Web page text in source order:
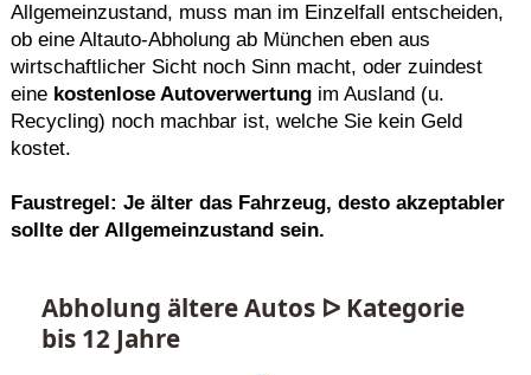
Allgemeinzustand, muss man im Einzelfall entscheiden,
ob eine Altauto-Abholung ab München eben aus
wirtschaftlicher Sicht noch Sinn macht, oder zuindest
eine kostenlose Autoverwertungim Ausland (u.
Recycling) noch machbar ist, welche Sie kein Geld
kostet.
Faustregel: Je älter das Fahrzeug, desto akzeptabler
sollte der Allgemeinzustand sein.
Abholung ältere Autos ᐅ Kategorie
bis 12 Jahre